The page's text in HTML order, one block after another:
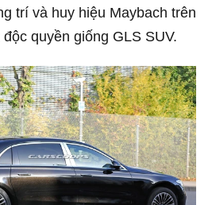
trí và huy hiệu Maybach trên
quyền giống GLS SUV.